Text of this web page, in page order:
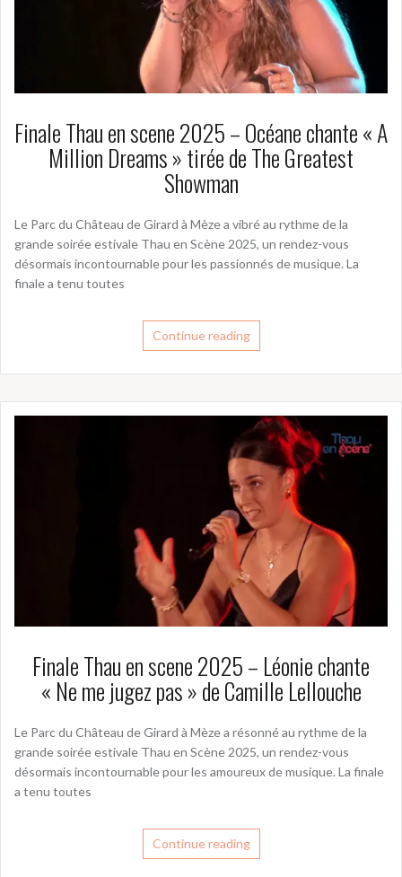
Finale Thau en scene 2025 – Océane chante « A
Million Dreams » tirée de The Greatest
Showman
Le Parc du Château de Girard à Mèze a vibré au rythme de la
grande soirée estivale Thau en Scène 2025, un rendez-vous
désormais incontournable pour les passionnés de musique. La
finale a tenu toutes
Continue reading
Finale Thau en scene 2025 – Léonie chante
« Ne me jugez pas » de Camille Lellouche
Le Parc du Château de Girard à Mèze a résonné au rythme de la
grande soirée estivale Thau en Scène 2025, un rendez-vous
désormais incontournable pour les amoureux de musique. La finale
a tenu toutes
Continue reading